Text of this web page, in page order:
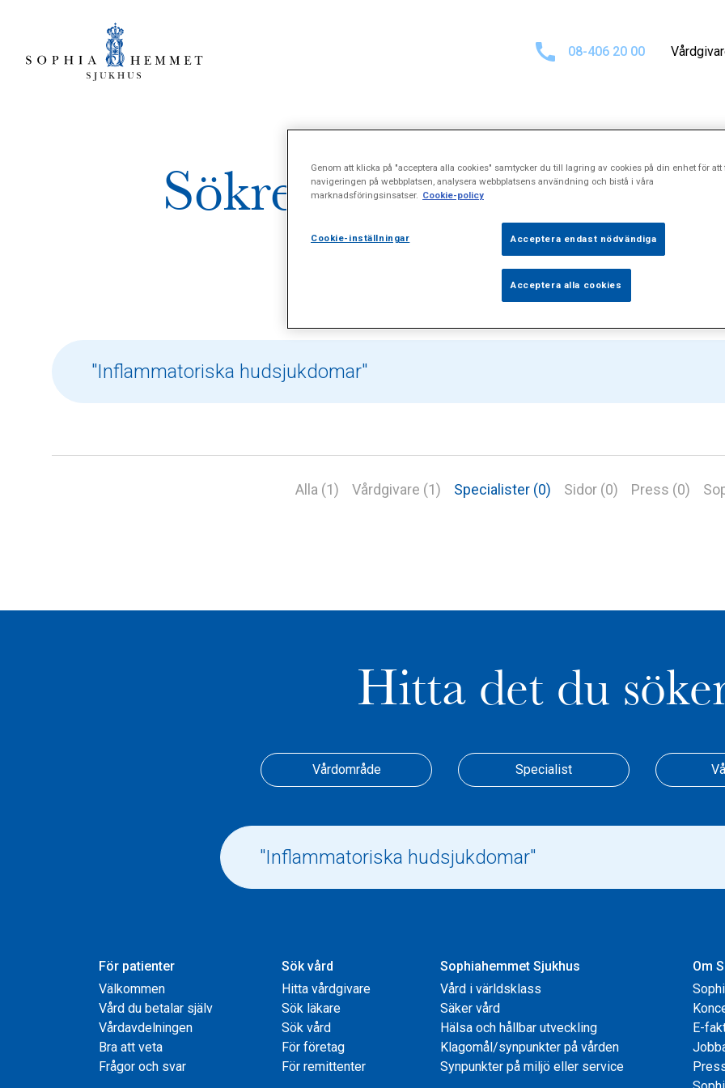
08-406 20 00
Sökresultat för
hudsjukdomar"
Alla (1) Vårdgivare (1) Specialister (0) Sidor (0) Press (0)
Hitta det du
Vårdområde Specialist
För patienter
Välkommen
Vård du betalar själv
Vårdavdelningen
Bra att veta
Frågor och svar
Sök vård
Hitta vårdgivare
Sök läkare
Sök vård
För företag
För remittenter
Sophiahemmet Sjukhus
Vård i världsklass
Säker vård
Hälsa och hållbar utveckling
Klagomål/synpunkter på vården
Synpunkter på miljö eller service
Om
E-
Genom att klicka på "acceptera alla cookies" samtycker du till lagring av cookies på din enhet för att
navigeringen på webbplatsen, analysera webbplatsens användning och bistå i våra
marknadsföringsinsatser. Cookie-policy
Cookie-inställningar Acceptera endast nödvändiga
Acceptera alla cookies